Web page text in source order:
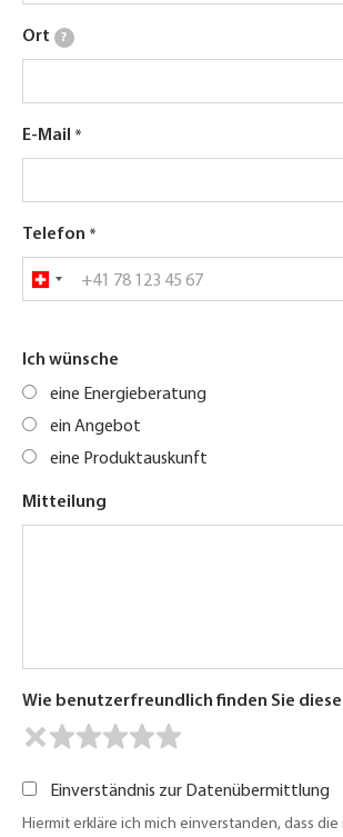
Ort ?
E-Mail
Telefon
Ich wünsche
eine Energieberatung
ein Angebot
eine Produktauskunft
Mitteilung
Wie benutzerfreundlich finden Sie
Einverständnis zur Datenübermittlung
Hiermit erkläre ich mich einverstanden, dass die